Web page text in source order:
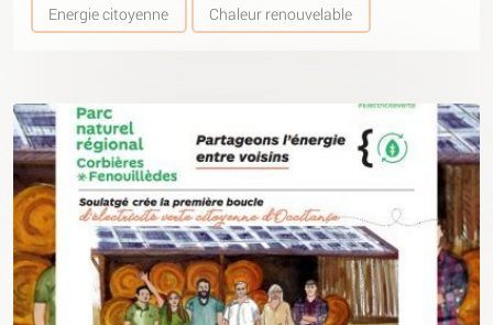
Energie citoyenne Chaleur renouvelable